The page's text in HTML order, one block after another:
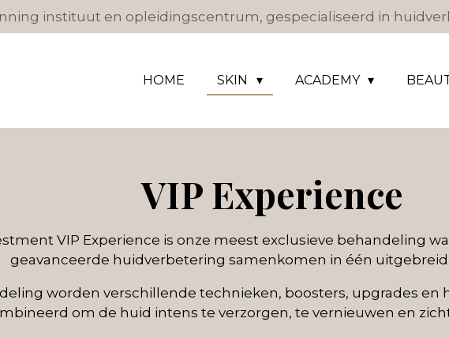
instituut en opleidingscentrum, gespecialiseerd in
HOME SKIN ACADEMY
VIP Experience
VIP Experience is onze meest exclusieve behandeling
geavanceerde huidverbetering samenkomen in één
worden verschillende technieken, boosters, upgrades en
om de huid intens te verzorgen, te vernieuwen en